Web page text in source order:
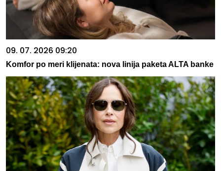
09. 07. 2026 09:20
Komfor po meri klijenata: nova linija paketa ALTA banke